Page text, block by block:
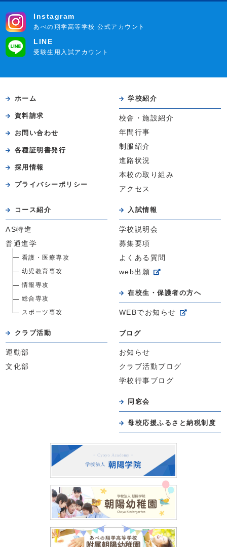
Instagram
あべの翔学高等学校 公式アカウント
LINE
受験生用入試アカウント
ホーム
資料請求
お問い合わせ
各種証明書発行
採用情報
プライバシーポリシー
学校紹介
校舎・施設紹介
年間行事
制服紹介
進路状況
本校の取り組み
アクセス
コース紹介
AS特進
普通進学
看護・医療専攻
幼児教育専攻
情報専攻
総合専攻
スポーツ専攻
クラブ活動
運動部
文化部
入試情報
学校説明会
募集要項
よくある質問
web出願
在校生・保護者の方へ
WEBでお知らせ
ブログ
お知らせ
クラブ活動ブログ
学校行事ブログ
同窓会
母校応援ふるさと納税制度